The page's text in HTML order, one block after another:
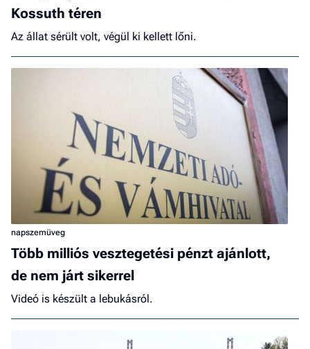
Kossuth téren
Az állat sérült volt, végül ki kellett lőni.
napszemüveg
Több milliós vesztegetési pénzt ajánlott,
de nem járt sikerrel
Videó is készült a lebukásról.